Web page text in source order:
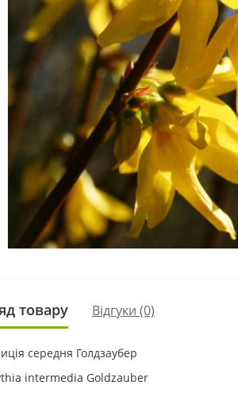
товару Відгуки (0)
середня Голдзаубер
intermedia Goldzauber